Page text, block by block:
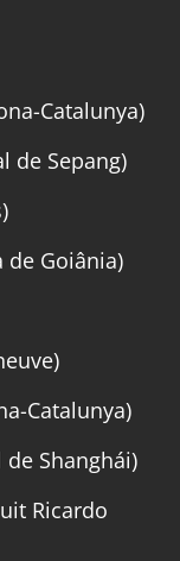
Catalunya)
de Sepang)
de Goiânia)
Catalunya)
Shanghái)
Ricardo